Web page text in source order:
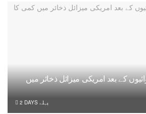
کے بعد امریکی میزائل ذخائر میں
2 DAYS پہلے